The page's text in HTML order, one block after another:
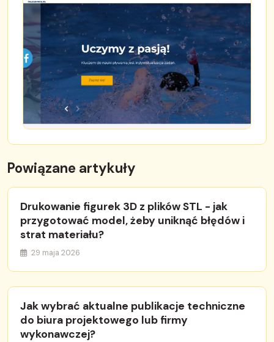
Powiązane artykuły
Drukowanie figurek 3D z plików STL - jak
przygotować model, żeby uniknąć błędów i
strat materiału?
29 maja 2026
Jak wybrać aktualne publikacje techniczne
do biura projektowego lub firmy
wykonawczej?